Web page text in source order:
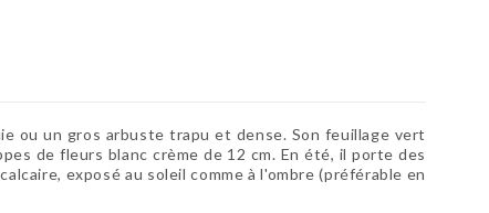
ou un gros arbuste trapu et dense. Son feuillage vert
de fleurs blanc crème de 12 cm. En été, il porte des
exposé au soleil comme à l'ombre (préférable en